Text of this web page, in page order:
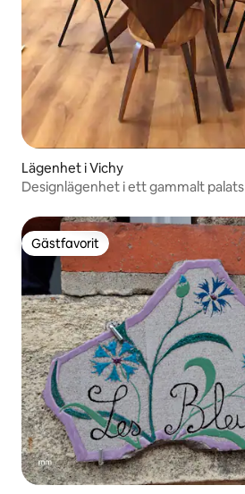
Lägenhet i Vichy
Designlägenhet i ett gammalt palats
Gästfavorit
Gästfavorit